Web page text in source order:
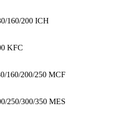
160/200 ICH
KFC
160/200/250 MCF
250/300/350 MES